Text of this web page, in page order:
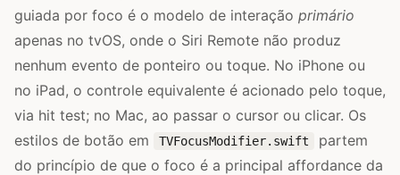
guiada por foco é o modelo de interação primário
apenas no tvOS, onde o Siri Remote não produz
nenhum evento de ponteiro ou toque. No iPhone ou
no iPad, o controle equivalente é acionado pelo toque,
via hit test; no Mac, ao passar o cursor ou clicar. Os
estilos de botão em
TVFocusModifier.swift
partem
do princípio de que o foco é a principal affordance da